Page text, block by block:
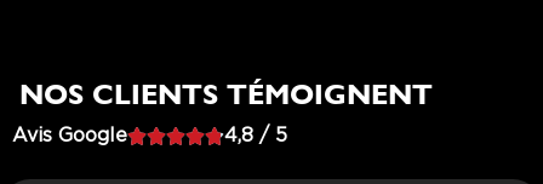
NOS CLIENTS TÉMOIGNENT
Avis Google4,8 / 5